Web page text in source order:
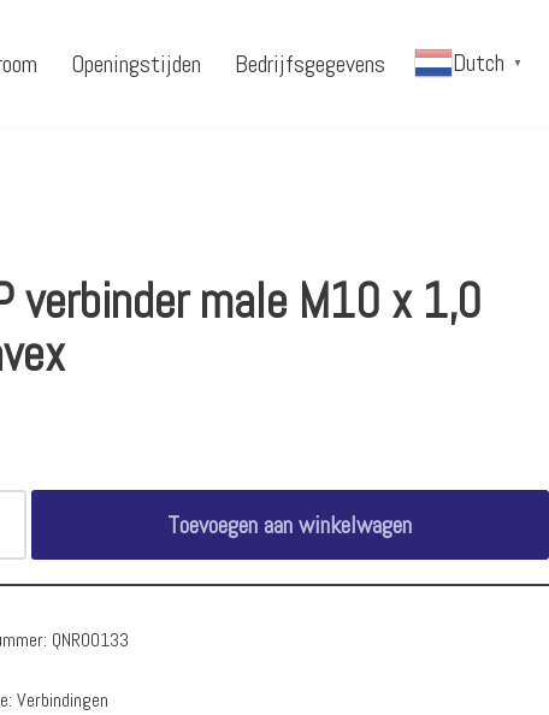
Openingstijden Bedrijfsgegevens Dutch ▼
verbinder male M10 x 1,0
Toevoegen aan winkelwagen
QNR00133
Verbindingen